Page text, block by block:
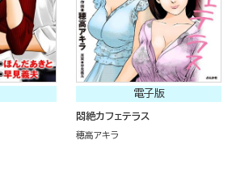
電子版
悶絶カフェテラス
穂高アキラ